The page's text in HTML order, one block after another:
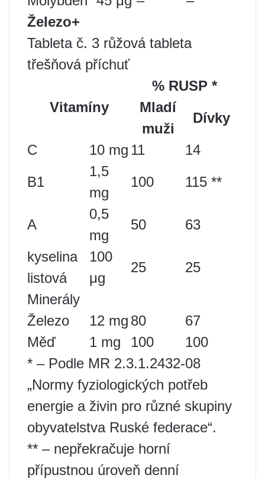
Železo+
Tableta č. 3 růžová tableta
třešňová příchuť
Vitamíny
% RUSP *
Mladí
muži
Dívky
C
10 mg 11
14
B1
1,5
mg
100 115 **
A
0,5
mg
50
63
kyselina
listová
100
μg
25
25
Minerály
Železo
12 mg 80
67
Měď
1 mg 100
100
* – Podle MR 2.3.1.2432-08
„Normy fyziologických potřeb
energie a živin pro různé skupiny
obyvatelstva Ruské federace“.
** – nepřekračuje horní
přípustnou úroveň denní